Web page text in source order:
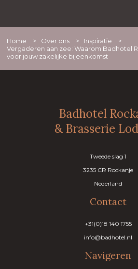
Home > Over ons > Inspiratie
>
Vergaderen aan zee: Waarom Badhotel
voor jouw zakelijke bijeenkomst
Badhotel
& Brasserie
Tweede slag 1
3235 CR Rockanje
Nederland
Contact
+31(0)18 140 1755
info@badhotel.nl
Navigeren